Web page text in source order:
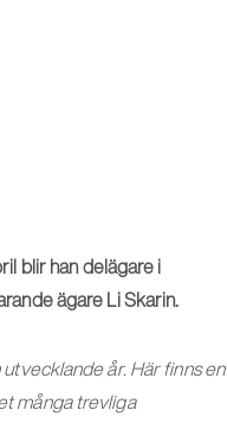
blir han delägare i
ägare Li Skarin.
år. Här finns en
många trevliga